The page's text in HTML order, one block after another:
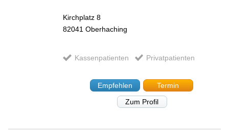
Kirchplatz 8
82041 Oberhaching
Kassenpatienten Privatpatienten
Empfehlen
Termin
Zum Profil